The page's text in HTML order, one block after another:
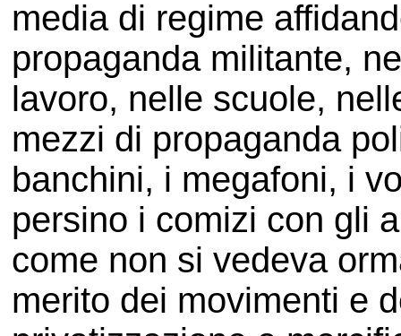
media di regime
propaganda militante,
lavoro, nelle scuole,
mezzi di propaganda
banchini, i megafoni, i
persino i comizi con gli
come non si vedeva
merito dei movimenti e